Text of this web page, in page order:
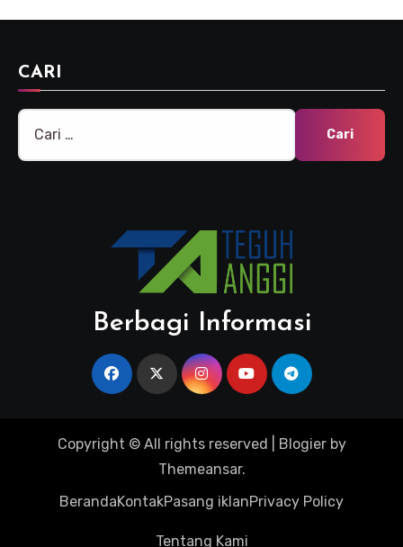
CARI
Cari
Berbagi Informasi
Copyright © All rights reserved Blogierby
Themeansar.
BerandaKontakPasang iklanPrivacy Policy
Tentang Kami